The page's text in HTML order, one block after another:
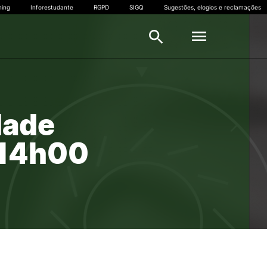
Mapas de Exames
Serviços Académicos
Inforestudante RGPD SIGQ Sugestões, elogios e reclamações